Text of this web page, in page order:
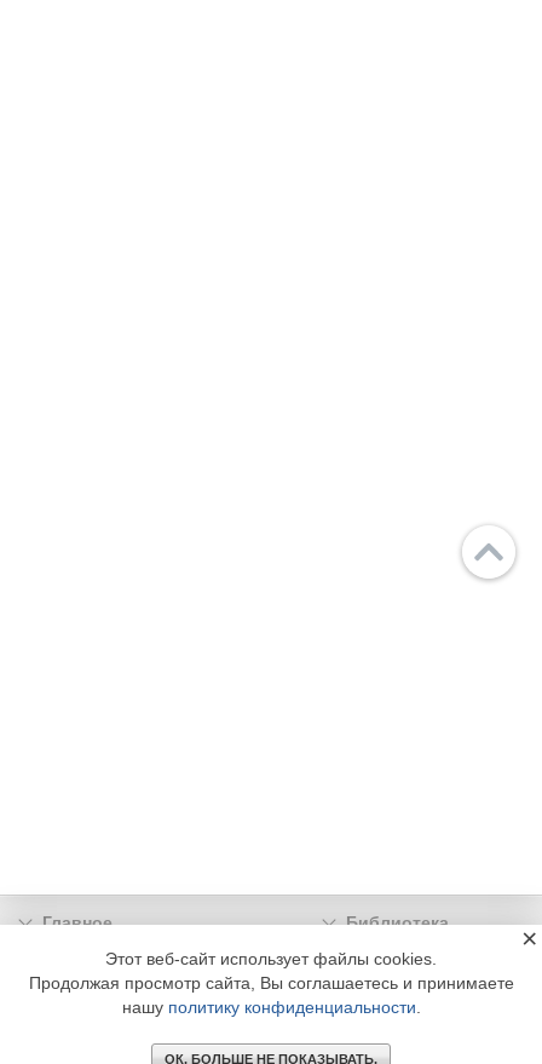
Главное
Библиотека
Подписка
Реклама
Информация
© 2002 - 2026 OOO Издательский дом «МЕДИА ТЕХНОЛОДЖИ» +7 (495) 665-00-
Этот веб-сайт использует файлы cookies.
Продолжая просмотр сайта, Вы соглашаетесь и принимаете
нашу политику конфиденциальности
ОК. БОЛЬШЕ НЕ ПОКАЗЫВАТЬ.
×